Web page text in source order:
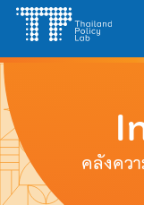
Skip
content
Search
for:
คลังคว